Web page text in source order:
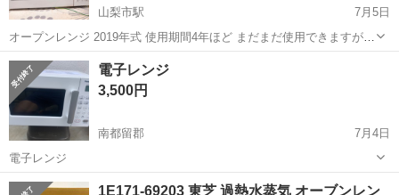
山梨市駅
7月5日
オープンレンジ 2019年式 使用期間4年ほど まだまだ使用できますが新
しいのを買ったので出品します。 神経質の方ご遠慮ください。 友達の
ものになるので取引先は塩山で 可能な曜日は土日になります。
山梨 山梨市 山梨市駅
電子レンジ
3,500円
南都留郡
7月4日
電子レンジ
山梨 南都留郡 キッチン家電
1E171-69203 東芝 過熱水蒸気 オーブンレン